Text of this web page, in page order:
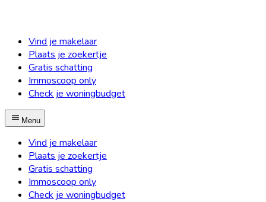
Vind je makelaar
Plaats je zoekertje
Gratis schatting
Immoscoop only
Check je woningbudget
Menu
Vind je makelaar
Plaats je zoekertje
Gratis schatting
Immoscoop only
Check je woningbudget